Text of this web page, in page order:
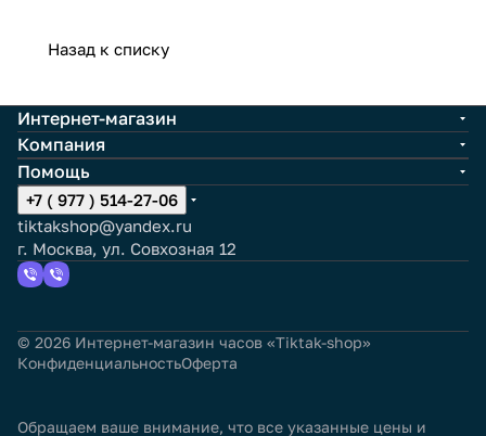
Назад к списку
Интернет-магазин
Компания
Помощь
+7 ( 977 ) 514-27-06
tiktakshop@yandex.ru
г. Москва, ул. Совхозная 12
© 2026 Интернет-магазин часов «Tiktak-shop»
КонфиденциальностьОферта
Обращаем ваше внимание, что все указанные цены и